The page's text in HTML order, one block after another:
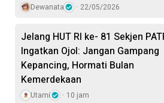
Dewanata 22/05/2026
Jelang HUT RI ke- 81 Sekjen
Ingatkan Ojol: Jangan Gampang
Kepancing, Hormati Bulan
Kemerdekaan
Utami 10 jam